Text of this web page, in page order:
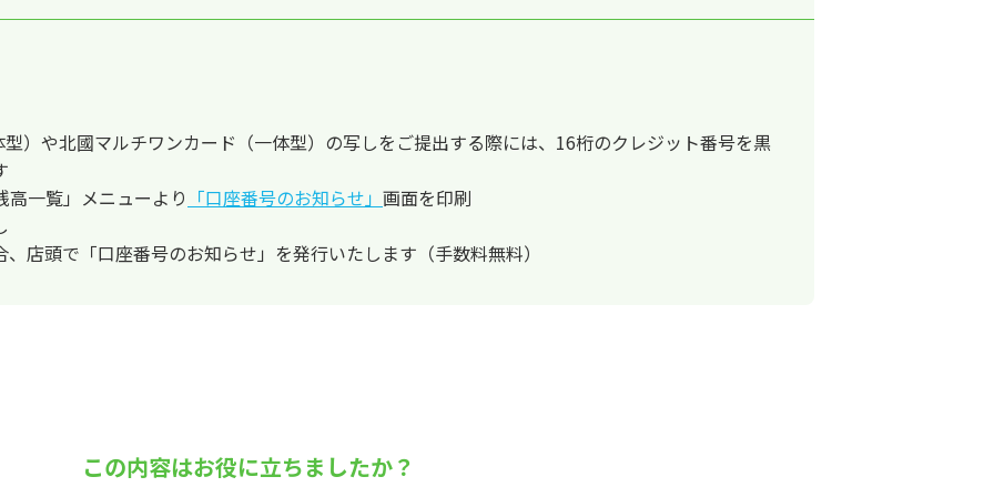
）や北國マルチワンカード（一体型）の写しをご提出する際には、16桁のクレジット番号を黒
高一覧」メニューより 「口座番号のお知らせ」 画面を印刷
店頭で「口座番号のお知らせ」を発行いたします（手数料無料）
この内容はお役に立ちましたか？